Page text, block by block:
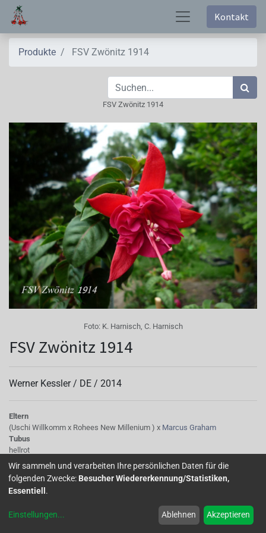
Kontakt
Produkte FSV Zwönitz 1914
FSV Zwönitz 1914
Foto: K. Harnisch, C. Harnisch
FSV Zwönitz 1914
Werner Kessler / DE / 2014
Eltern
(Uschi Willkomm x Rohees New Millenium ) x Marcus Graham
Tubus
hellrot
Sepalen
rosarot
Korolle/Petalen
scharlachrot
groß
Wir sammeln und verarbeiten Ihre persönlichen Daten für die
folgenden Zwecke: Besucher Wiedererkennung/Statistiken,
Essentiell .
Einstellungen... Ablehnen Akzeptieren